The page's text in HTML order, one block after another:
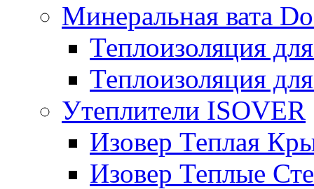
Минеральная вата
Теплоизоляция
Теплоизоляция
Утеплители ISOVER
Изовер Теплая
Изовер Теплые